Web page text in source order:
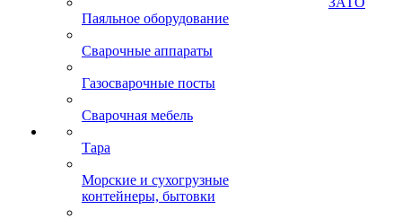
Паяльное оборудование
Сварочные аппараты
Газосварочные посты
Сварочная мебель
Тара
Морские и сухогрузные
контейнеры, бытовки